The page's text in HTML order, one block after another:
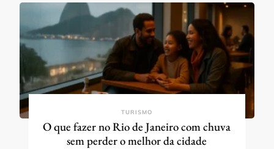
TURISMO
O que fazer no Rio de Janeiro com chuva
sem perder o melhor da cidade